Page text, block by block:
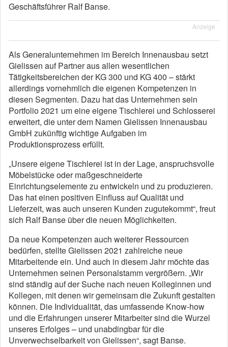
Geschäftsführer Ralf Banse.
Anzeige
Als Generalunternehmen im Bereich Innenausbau setzt
Gielissen auf Partner aus allen wesentlichen
Tätigkeitsbereichen der KG 300 und KG 400 – stärkt
allerdings vornehmlich die eigenen Kompetenzen in
diesen Segmenten. Dazu hat das Unternehmen sein
Portfolio 2021 um eine eigene Tischlerei und Schlosserei
erweitert, die unter dem Namen Gielissen Innenausbau
GmbH zukünftig wichtige Aufgaben im
Produktionsprozess erfüllt.
„Unsere eigene Tischlerei ist in der Lage, anspruchsvolle
Möbelstücke oder maßgeschneiderte
Einrichtungselemente zu entwickeln und zu produzieren.
Das hat einen positiven Einfluss auf Qualität und
Lieferzeit, was auch unseren Kunden zugutekommt“, freut
sich Ralf Banse über die neuen Möglichkeiten.
Da neue Kompetenzen auch weiterer Ressourcen
bedürfen, stellte Gielissen 2021 zahlreiche neue
Mitarbeitende ein. Und auch in diesem Jahr möchte das
Unternehmen seinen Personalstamm vergrößern. „Wir
sind ständig auf der Suche nach neuen Kolleginnen und
Kollegen, mit denen wir gemeinsam die Zukunft gestalten
können. Die Individualität, das umfassende Know-how
und die Erfahrungen unserer Mitarbeiter sind die Wurzel
unseres Erfolges – und unabdingbar für die
Unverwechselbarkeit von Gielissen“, sagt Banse.